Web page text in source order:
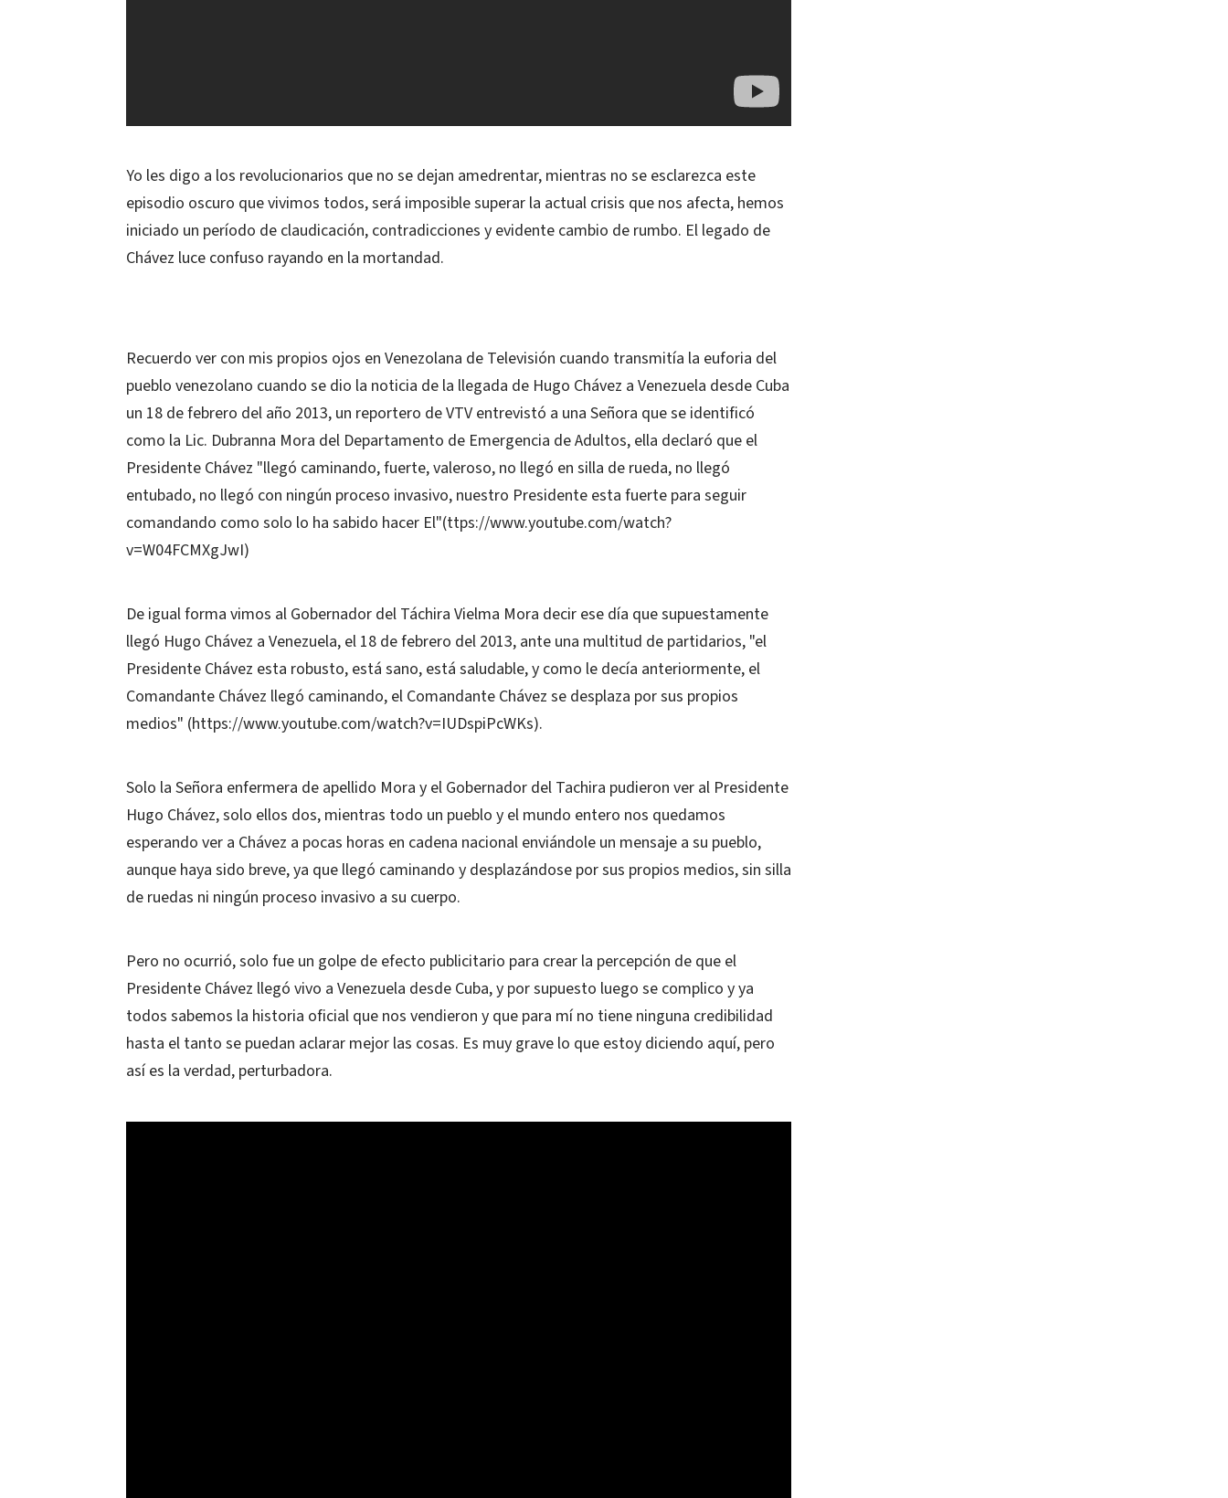
Yo les digo a los revolucionarios que no se dejan amedrentar, mientras no se esclarezca este
episodio oscuro que vivimos todos, será imposible superar la actual crisis que nos afecta, hemos
iniciado un período de claudicación, contradicciones y evidente cambio de rumbo. El legado de
Chávez luce confuso rayando en la mortandad.
Recuerdo ver con mis propios ojos en Venezolana de Televisión cuando transmitía la euforia del
pueblo venezolano cuando se dio la noticia de la llegada de Hugo Chávez a Venezuela desde Cuba
un 18 de febrero del año 2013, un reportero de VTV entrevistó a una Señora que se identificó
como la Lic. Dubranna Mora del Departamento de Emergencia de Adultos, ella declaró que el
Presidente Chávez "llegó caminando, fuerte, valeroso, no llegó en silla de rueda, no llegó
entubado, no llegó con ningún proceso invasivo, nuestro Presidente esta fuerte para seguir
comandando como solo lo ha sabido hacer El"(ttps://www.youtube.com/watch?
v=W04FCMXgJwI)
De igual forma vimos al Gobernador del Táchira Vielma Mora decir ese día que supuestamente
llegó Hugo Chávez a Venezuela, el 18 de febrero del 2013, ante una multitud de partidarios, "el
Presidente Chávez esta robusto, está sano, está saludable, y como le decía anteriormente, el
Comandante Chávez llegó caminando, el Comandante Chávez se desplaza por sus propios
medios" (https://www.youtube.com/watch?v=IUDspiPcWKs).
Solo la Señora enfermera de apellido Mora y el Gobernador del Tachira pudieron ver al Presidente
Hugo Chávez, solo ellos dos, mientras todo un pueblo y el mundo entero nos quedamos
esperando ver a Chávez a pocas horas en cadena nacional enviándole un mensaje a su pueblo,
aunque haya sido breve, ya que llegó caminando y desplazándose por sus propios medios, sin silla
de ruedas ni ningún proceso invasivo a su cuerpo.
Pero no ocurrió, solo fue un golpe de efecto publicitario para crear la percepción de que el
Presidente Chávez llegó vivo a Venezuela desde Cuba, y por supuesto luego se complico y ya
todos sabemos la historia oficial que nos vendieron y que para mí no tiene ninguna credibilidad
hasta el tanto se puedan aclarar mejor las cosas. Es muy grave lo que estoy diciendo aquí, pero
así es la verdad, perturbadora.